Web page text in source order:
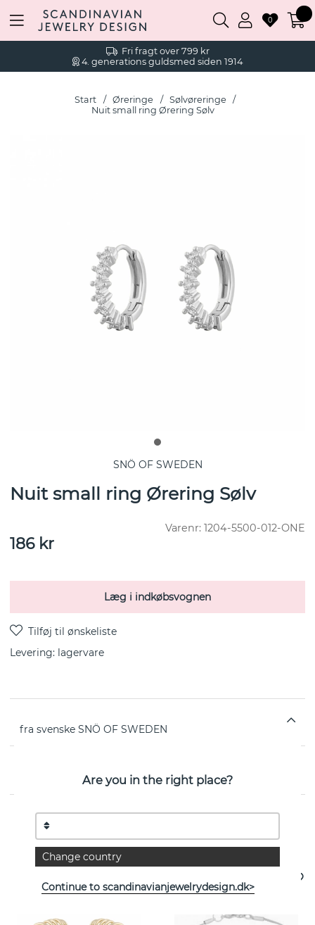
Fri fragt over 799 kr
4. generations guldsmed siden 1914
0
Start Øreringe
Sølvøreringe
Nuit small ring Ørering Sølv
SNÖ OF SWEDEN
Nuit small ring Ørering Sølv
Varenr: 1204-5500-012-ONE
186kr
Læg i indkøbsvognen
Levering: lagervare
fra svenske SNÖ OF SWEDEN
Se flere varer
Are you in the right place?
Change country
Continue to scandinavianjewelrydesign.dk>